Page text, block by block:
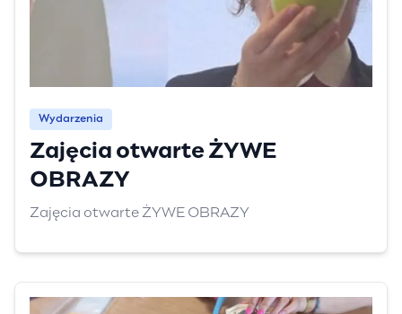
Wydarzenia
Zajęcia otwarte ŻYWE
OBRAZY
Zajęcia otwarte ŻYWE OBRAZY